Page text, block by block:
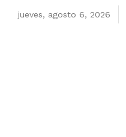
jueves, agosto 6, 2026